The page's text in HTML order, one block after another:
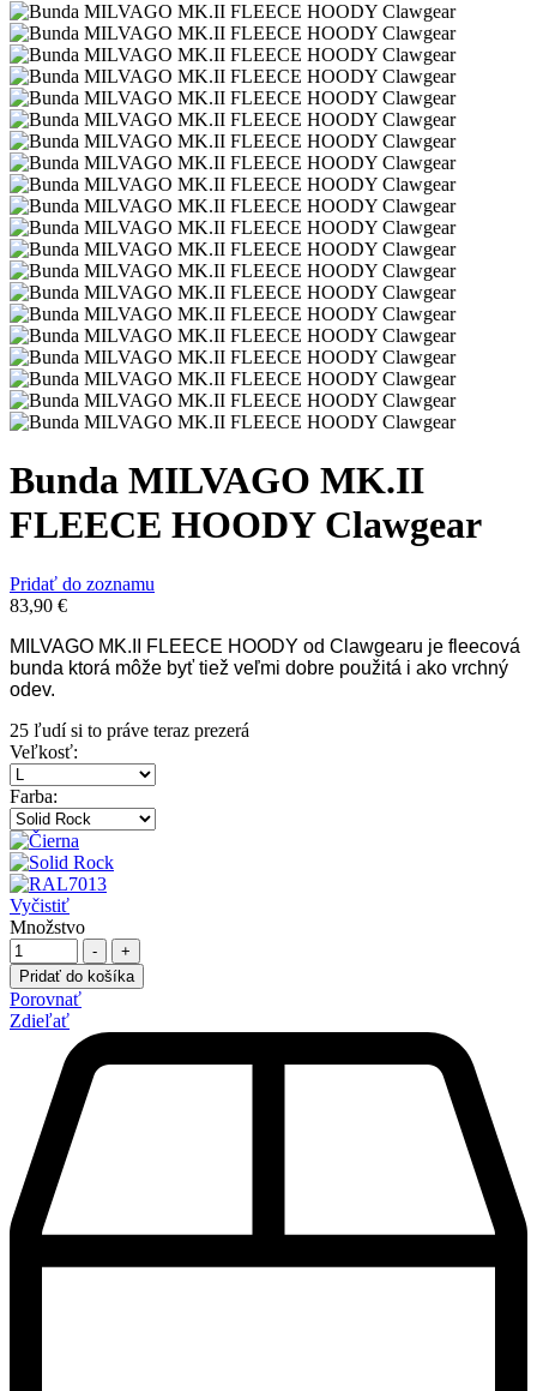
Bunda MILVAGO MK.II
FLEECE HOODY Clawgear
Pridať do zoznamu
83,90 €
MILVAGO MK.II FLEECE HOODY od Clawgearu je fleecová
bunda ktorá môže byť tiež veľmi dobre použitá i ako vrchný
odev.
25 ľudí si to práve teraz prezerá
Veľkosť:
Farba:
Vyčistiť
Množstvo
-
+
Pridať do košíka
Porovnať
Zdieľať